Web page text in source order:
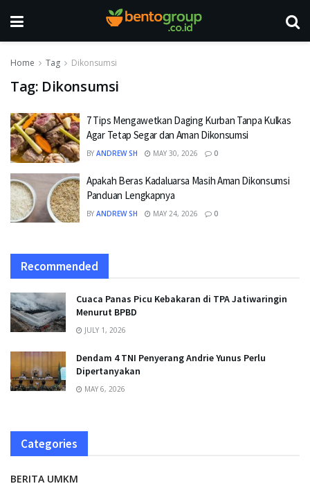
Home Tag Dikonsumsi
Tag: Dikonsumsi
7 Tips Mengawetkan Daging Kurban Tanpa Kulkas
Agar Tetap Segar dan Aman Dikonsumsi
BY ANDREW SH MAY 30, 2026 0
Apakah Beras Kadaluarsa Masih Aman Dikonsumsi
Panduan Lengkapnya
BY ANDREW SH MAY 24, 2026 0
Recommended
Cuaca Panas Picu Kebakaran di TPA Jatiwaringin
Menurut BPBD
JULY 1, 2026
Dendam 4 TNI Penyerang Andrie Yunus Perlu
Dipertanyakan
MAY 6, 2026
Categories
BERITA UMKM